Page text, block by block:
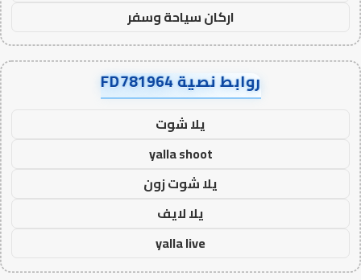
اركان سياحة وسفر
روابط نصية FD781964
يلا شوت
yalla shoot
يلا شوت زون
يلا لايف
yalla live